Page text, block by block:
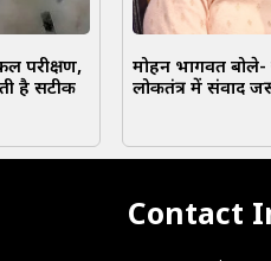
परीक्षण,
है सटीक
मोहन भागवत बोले-
लोकतंत्र में संवाद
Contact